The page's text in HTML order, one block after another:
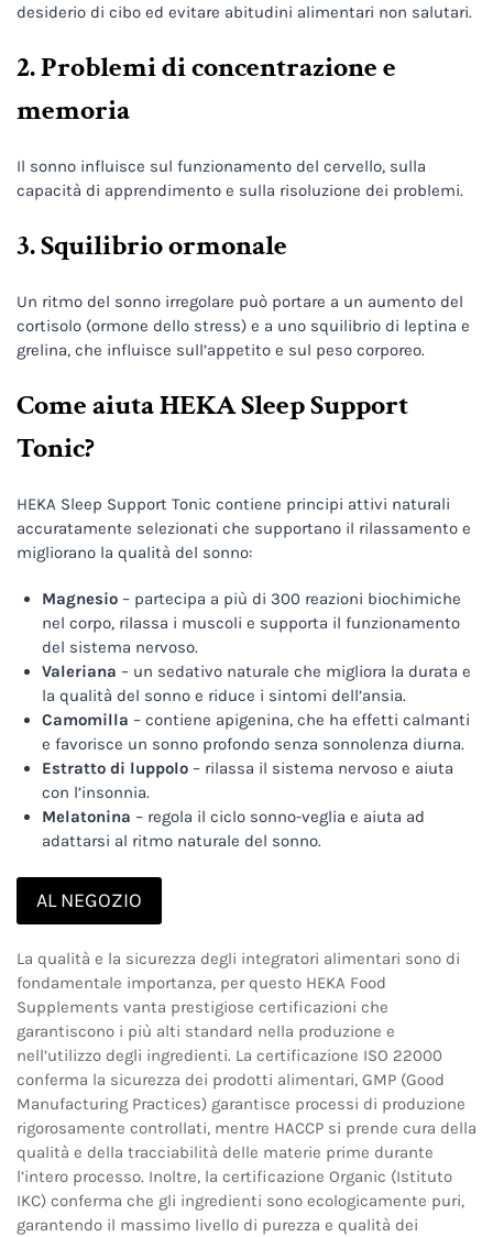
desiderio di cibo ed evitare abitudini alimentari non salutari.
2. Problemi di concentrazione e
memoria
Il sonno influisce sul funzionamento del cervello, sulla
capacità di apprendimento e sulla risoluzione dei problemi.
3. Squilibrio ormonale
Un ritmo del sonno irregolare può portare a un aumento del
cortisolo (ormone dello stress) e a uno squilibrio di leptina e
grelina, che influisce sull’appetito e sul peso corporeo.
Come aiuta HEKA Sleep Support
Tonic?
HEKA Sleep Support Tonic contiene principi attivi naturali
accuratamente selezionati che supportano il rilassamento e
migliorano la qualità del sonno:
Magnesio– partecipa a più di 300 reazioni biochimiche
nel corpo, rilassa i muscoli e supporta il funzionamento
del sistema nervoso.
Valeriana – un sedativo naturale che migliora la durata e
la qualità del sonno e riduce i sintomi dell’ansia.
Camomilla – contiene apigenina, che ha effetti calmanti
e favorisce un sonno profondo senza sonnolenza diurna.
Estratto di luppolo– rilassa il sistema nervoso e aiuta
con l’insonnia.
Melatonina – regola il ciclo sonno-veglia e aiuta ad
adattarsi al ritmo naturale del sonno.
AL NEGOZIO
La qualità e la sicurezza degli integratori alimentari sono di
fondamentale importanza, per questo HEKA Food
Supplements vanta prestigiose certificazioni che
garantiscono i più alti standard nella produzione e
nell’utilizzo degli ingredienti. La certificazione ISO 22000
conferma la sicurezza dei prodotti alimentari, GMP (Good
Manufacturing Practices) garantisce processi di produzione
rigorosamente controllati, mentre HACCP si prende cura della
qualità e della tracciabilità delle materie prime durante
l’intero processo. Inoltre, la certificazione Organic (Istituto
IKC) conferma che gli ingredienti sono ecologicamente puri,
garantendo il massimo livello di purezza e qualità dei